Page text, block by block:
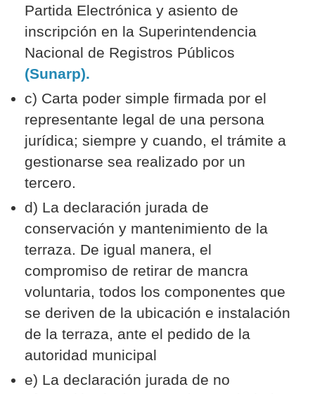
Partida Electrónica y asiento de
inscripción en la Superintendencia
Nacional de Registros Públicos
(Sunarp).
c) Carta poder simple firmada por el
representante legal de una persona
jurídica; siempre y cuando, el trámite a
gestionarse sea realizado por un
tercero.
d) La declaración jurada de
conservación y mantenimiento de la
terraza. De igual manera, el
compromiso de retirar de mancra
voluntaria, todos los componentes que
se deriven de la ubicación e instalación
de la terraza, ante el pedido de la
autoridad municipal
e) La declaración jurada de no